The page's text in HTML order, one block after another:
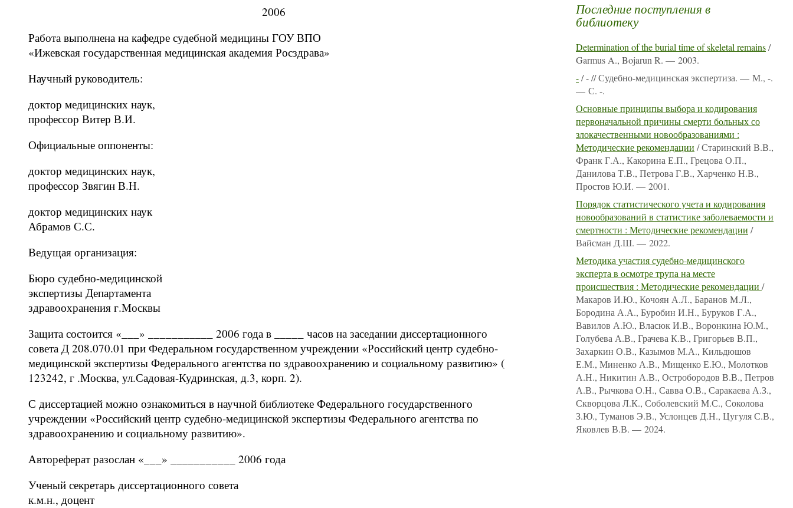
2006
Работа выполнена на кафедре судебной медицины ГОУ ВПО
«Ижевская государственная медицинская академия Росздрава»
Научный руководитель:
доктор медицинских наук,
профессор Витер В.И.
Официальные оппоненты:
доктор медицинских наук,
профессор Звягин В.Н.
доктор медицинских наук
Абрамов С.С.
Ведущая организация:
Бюро судебно-медицинской
экспертизы Департамента
здравоохранения г.Москвы
Защита состоится «___» ___________ 2006 года в _____ часов на заседании диссертационного
совета Д 208.070.01 при Федеральном государственном учреждении «Российский центр судебно-
медицинской экспертизы Федерального агентства по здравоохранению и социальному развитию» (
123242, г .Москва, ул.Садовая-Кудринская, д.3, корп. 2).
С диссертацией можно ознакомиться в научной библиотеке Федерального государственного
учреждении «Российский центр судебно-медицинской экспертизы Федерального агентства по
здравоохранению и социальному развитию».
Автореферат разослан «___» ___________ 2006 года
Ученый секретарь диссертационного совета
к.м.н., доцент
Последние поступления в
библиотеку
Determination of the burial time of skeletal remains/
Garmus A., Bojarun R. — 2003.
-/ - // Судебно-медицинская экспертиза. — М., -.
— С. -.
Основные принципы выбора и кодирования
первоначальной причины смерти больных со
злокачественными новообразованиями :
Методические рекомендации / Старинский В.В.,
Франк Г.А., Какорина Е.П., Грецова О.П.,
Данилова Т.В., Петрова Г.В., Харченко Н.В.,
Простов Ю.И. — 2001.
Порядок статистического учета и кодирования
новообразований в статистике заболеваемости и
смертности : Методические рекомендации /
Вайсман Д.Ш. — 2022.
Методика участия судебно-медицинского
эксперта в осмотре трупа на месте
происшествия : Методические рекомендации /
Макаров И.Ю., Кочоян А.Л., Баранов М.Л.,
Бородина А.А., Буробин И.Н., Буруков Г.А.,
Вавилов А.Ю., Власюк И.В., Воронкина Ю.М.,
Голубева А.В., Грачева К.В., Григорьев В.П.,
Захаркин О.В., Казымов М.А., Кильдюшов
Е.М., Миненко А.В., Мищенко Е.Ю., Молотков
А.Н., Никитин А.В., Остробородов В.В., Петров
А.В., Рычкова О.Н., Савва О.В., Саракаева А.З.,
Скворцова Л.К., Соболевский М.С., Соколова
З.Ю., Туманов Э.В., Услонцев Д.Н., Цугуля С.В.,
Яковлев В.В. — 2024.